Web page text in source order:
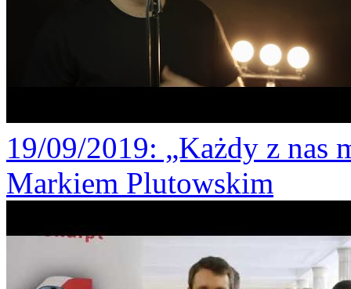
19/09/2019: „Każdy z nas
Markiem Plutowskim